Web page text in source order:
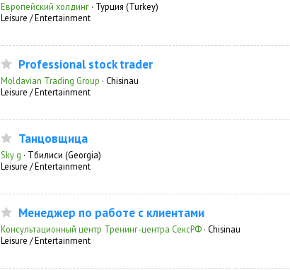
Европейский холдинг · Турция (Turkey)
Leisure / Entertainment
Professional stock trader
Moldavian Trading Group · Chisinau
Leisure / Entertainment
Танцовщица
Sky g · Тбилиси (Georgia)
Leisure / Entertainment
Менеджер по работе с клиентами
Консультационный центр Тренинг-центра СексРФ · Chisinau
Leisure / Entertainment